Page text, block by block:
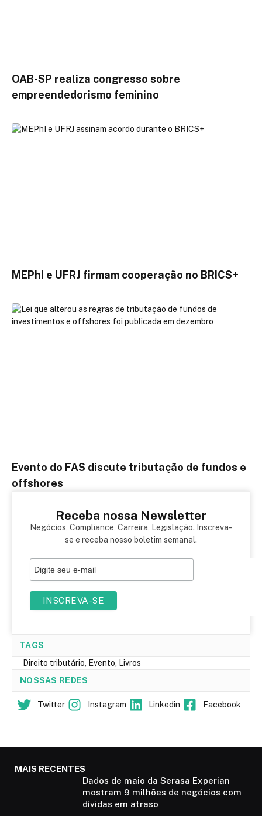
OAB-SP realiza congresso sobre
empreendedorismo feminino
MEPhI e UFRJ firmam cooperação no BRICS+
Evento do FAS discute tributação de fundos e
offshores
Receba nossa Newsletter
Negócios, Compliance, Carreira, Legislação. Inscreva-
se e receba nosso boletim semanal.
TAGS
Direito tributário
Evento
Livros
NOSSAS REDES
Twitter Instagram Linkedin Facebook
MAIS RECENTES
Dados de maio da Serasa Experian
mostram 9 milhões de negócios com
dívidas em atraso